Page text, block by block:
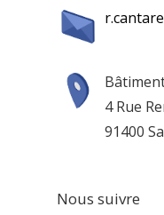
4 Rue
91400
Nous suivre